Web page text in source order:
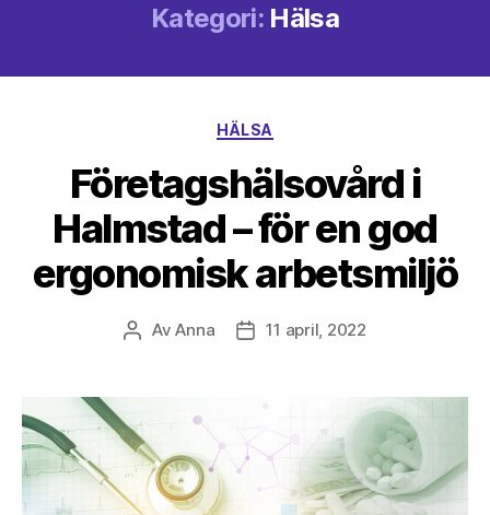
Kategori: Hälsa
Kategorier
HÄLSA
Företagshälsovård i
Halmstad – för en god
ergonomisk arbetsmiljö
Inläggsförfattare
AvAnna Inläggsdatum
11 april, 2022